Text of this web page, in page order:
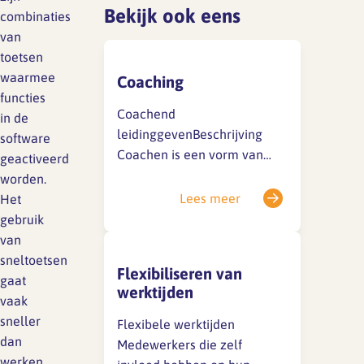
Lief en leed
Branche analyse en
onderzoek
Rapport Arbeidszaken 2025
Rapport Arbeidszaken 2024
Rapport Arbeidszaken 2023
Sectoranalyse
Jaarrapportage
Ontwerpsector 2025
Media en magazine
Vertrouwenspersoon
Handreikingen
Kantooromgeving
Maatregelen
combinaties
van
toetsen
waarmee
functies
in de
software
geactiveerd
worden.
Het
gebruik
van
sneltoetsen
gaat
vaak
sneller
dan
Bekijk ook eens
Coaching
Coachend
leidinggevenBeschrijving
Coachen is een vorm van
leidinggevende kun je
medewerkers te verbeteren.
Bij coachen is het belangrijk
om goede vragen te stellen.
Zo kunnen medewerkers zelf
ontdekken welk effect hun
Lees meer
Flexibiliseren van
werktijden
Flexibele werktijden
Medewerkers die zelf